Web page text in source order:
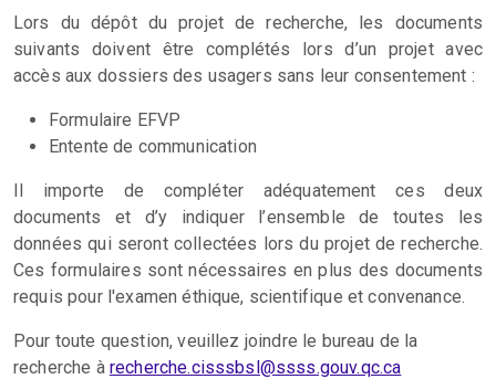
Lors du dépôt du projet de recherche, les documents
suivants doivent être complétés lors d’un projet avec
accès aux dossiers des usagers sans leur consentement :
Formulaire EFVP
Entente de communication
Il importe de compléter adéquatement ces deux
documents et d’y indiquer l’ensemble de toutes les
données qui seront collectées lors du projet de recherche.
Ces formulaires sont nécessaires en plus des documents
requis pour l'examen éthique, scientifique et convenance.
Pour toute question, veuillez joindre le bureau de la
recherche à recherche.cisssbsl@ssss.gouv.qc.ca